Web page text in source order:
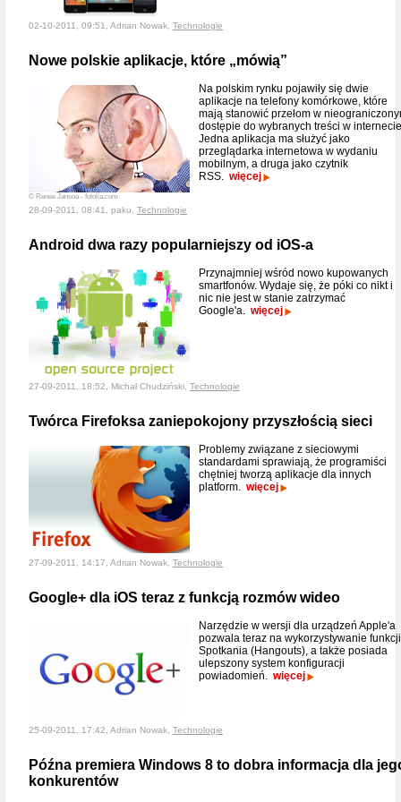
02-10-2011, 09:51, Adrian Nowak, Technologie
Nowe polskie aplikacje, które „mówią”
© Renee Jansoa - fotolia.com
Na polskim rynku pojawiły się dwie
aplikacje na telefony komórkowe, które
mają stanowić przełom w
dostępie do wybranych treści w
Jedna aplikacja ma służyć jako
przeglądarka internetowa w wydaniu
mobilnym, a druga jako czytnik
RSS. więcej
28-09-2011, 08:41, paku, Technologie
Android dwa razy popularniejszy od iOS-a
Przynajmniej wśród nowo kupowanych
smartfonów. Wydaje się, że póki co nikt i
nic nie jest w stanie zatrzymać
Google'a. więcej
27-09-2011, 18:52, Michał Chudziński, Technologie
Twórca Firefoksa zaniepokojony przyszłością sieci
Problemy związane z sieciowymi
standardami sprawiają, że programiści
chętniej tworzą aplikacje dla innych
platform. więcej
27-09-2011, 14:17, Adrian Nowak, Technologie
Google+ dla iOS teraz z funkcją rozmów wideo
Narzędzie w wersji dla urządzeń Apple'a
pozwala teraz na wykorzystywanie funkcji
Spotkania (Hangouts), a także posiada
ulepszony system konfiguracji
powiadomień. więcej
25-09-2011, 17:42, Adrian Nowak, Technologie
Późna premiera Windows 8 to dobra informacja dla
konkurentów